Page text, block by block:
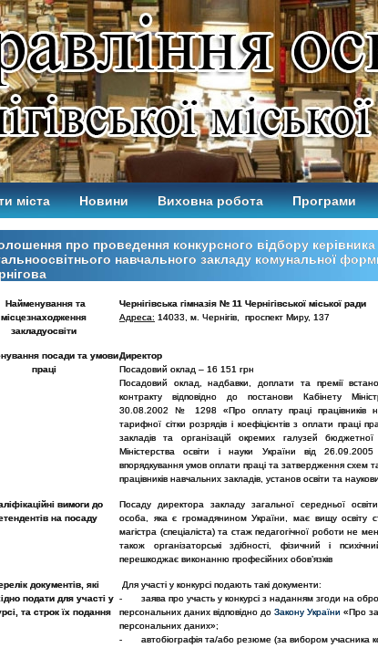
міста Новини Виховна робота Програми
про проведення конкурсного відбору керівника
навчального закладу комунальної
Найменування та
місцезнаходження
закладуосвіти
Чернігівська гімназія № 11 Чернігівської міської ради
Адреса: 14033, м. Чернігів, проспект Миру, 137
посади та умови
праці
Директор
Посадовий оклад – 16 151 грн
Посадовий оклад, надбавки, доплати та премії
контракту відповідно до постанови Кабінету
30.08.2002 № 1298 «Про оплату праці працівників
тарифної сітки розрядів і коефіцієнтів з оплати праці
закладів та організацій окремих галузей
Міністерства освіти і науки України від
впорядкування умов оплати праці та затвердження схем
працівників навчальних закладів, установ освіти та
вимоги до
на посаду
Посаду директора закладу загальної середньої
особа, яка є громадянином України, має вищу освіту
магістра (спеціаліста) та стаж педагогічної роботи не
також організаторські здібності, фізичний і
перешкоджає виконанню професійних обов’язків
документів, які
подати для участі у
та строк їх подання
Для участі у конкурсі подають такі документи:
- заява про участь у конкурсі з наданням згоди на
персональних даних відповідно до Закону України «Про
персональних даних»;
- автобіографія та/або резюме (за вибором учасника